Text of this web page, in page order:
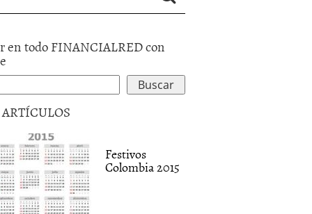
en todo FINANCIALRED con
ARTÍCULOS
Festivos
Colombia 2015